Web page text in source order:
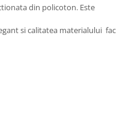
din policoton. Este
si calitatea materialului fac